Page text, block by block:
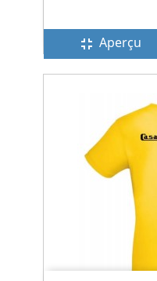
fullscreen_exit Aperçu